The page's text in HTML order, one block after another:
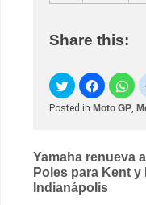
Share this:
Posted in Moto GP,
Post
navigation
Yamaha renueva
Poles para Kent y
Indianápolis